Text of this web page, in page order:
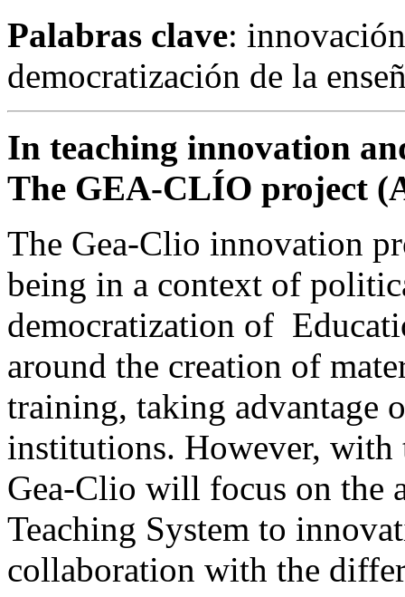
Palabras clave:
democratización de la
In teaching innovation
The GEA-CLÍO project
The Gea-Clio innovation
being in a context of
democratization of
around the creation of
training, taking advantage
institutions. However, with
Gea-Clio will focus on the
Teaching System to
collaboration with the